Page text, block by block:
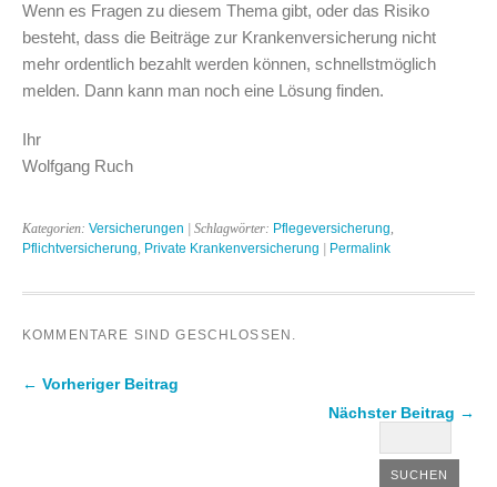
Wenn es Fragen zu diesem Thema gibt, oder das Risiko
besteht, dass die Beiträge zur Krankenversicherung nicht
mehr ordentlich bezahlt werden können, schnellstmöglich
melden. Dann kann man noch eine Lösung finden.
Ihr
Wolfgang Ruch
Kategorien: Versicherungen | Schlagwörter: Pflegeversicherung,
Pflichtversicherung, Private Krankenversicherung Permalink
KOMMENTARE SIND GESCHLOSSEN.
← Vorheriger Beitrag
Nächster Beitrag →